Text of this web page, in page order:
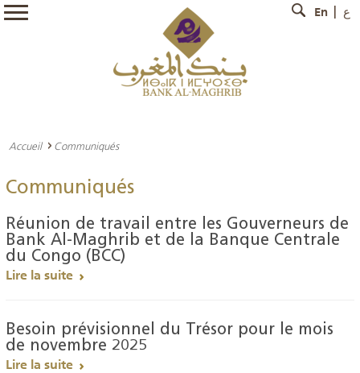
En ع
Accueil Communiqués
Communiqués
Réunion de travail entre les Gouverneurs de
Bank Al-Maghrib et de la Banque Centrale
du Congo (BCC)
Lire la suite
Besoin prévisionnel du Trésor pour le mois
de novembre 2025
Lire la suite